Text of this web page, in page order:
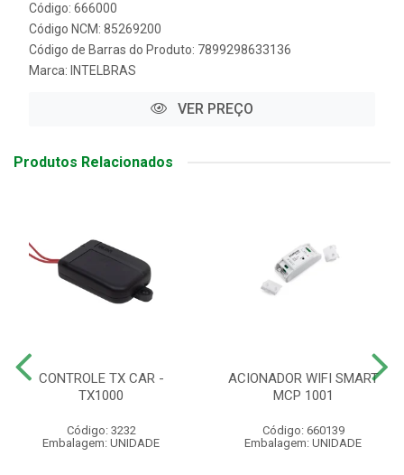
Código: 666000
Código NCM: 85269200
Código de Barras do Produto: 7899298633136
Marca: INTELBRAS
VER PREÇO
Produtos Relacionados
CONTROLE TX CAR -
TX1000
Código: 3232
Embalagem: UNIDADE
ACIONADOR WIFI SMART
MCP 1001
Código: 660139
Embalagem: UNIDADE